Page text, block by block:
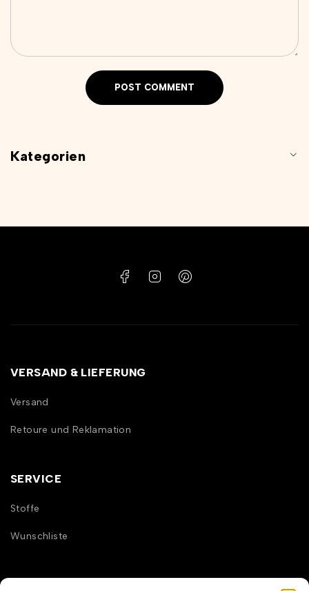
POST COMMENT
Kategorien
SERVICE
Stoffe
Wunschliste
VERSAND & LIEFERUNG
Versand
Retoure und Reklamation